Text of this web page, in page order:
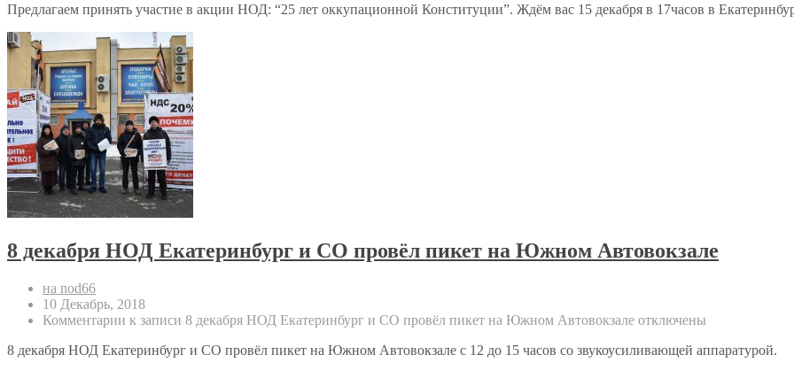
Предлагаем принять участие в акции НОД: “25 лет оккупационной Конституции”. Ждём вас 15 декабря в 17часов в
8 декабря НОД Екатеринбург и СО провёл пикет на Южном Автовокзале
на nod66
10 Декабрь, 2018
Комментарии к записи 8 декабря НОД Екатеринбург и СО провёл пикет на Южном Автовокзале отключены
8 декабря НОД Екатеринбург и СО провёл пикет на Южном Автовокзале с 12 до 15 часов со звукоусиливающей аппаратурой.